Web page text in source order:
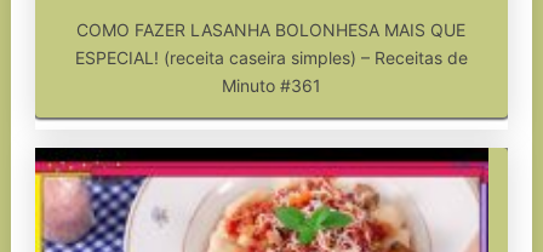
COMO FAZER LASANHA BOLONHESA MAIS QUE
ESPECIAL! (receita caseira simples) – Receitas de
Minuto #361